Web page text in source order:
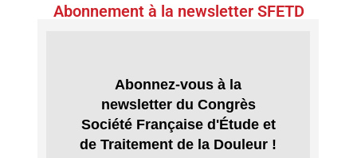
Abonnement à la newsletter SFETD